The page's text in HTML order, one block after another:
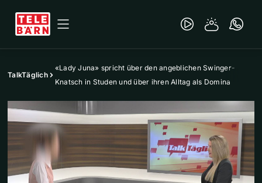
TalkTäglich
«Lady Juna» spricht über den angeblichen Swinger-
Knatsch in Studen und über ihren Alltag als Domina